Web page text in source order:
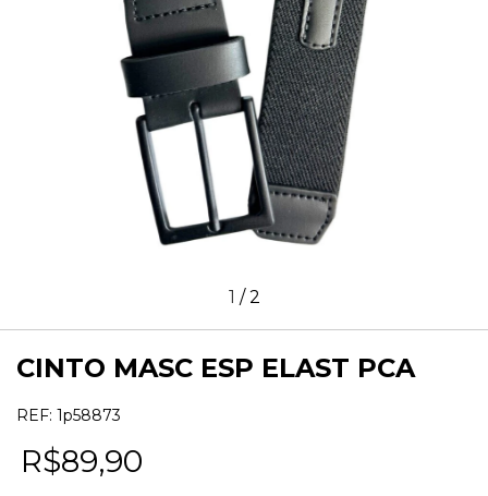
1 /2
CINTO MASC ESP ELAST PCA
REF: 1p58873
R$89,90